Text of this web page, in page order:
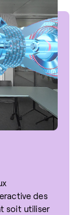
des
soit utiliser